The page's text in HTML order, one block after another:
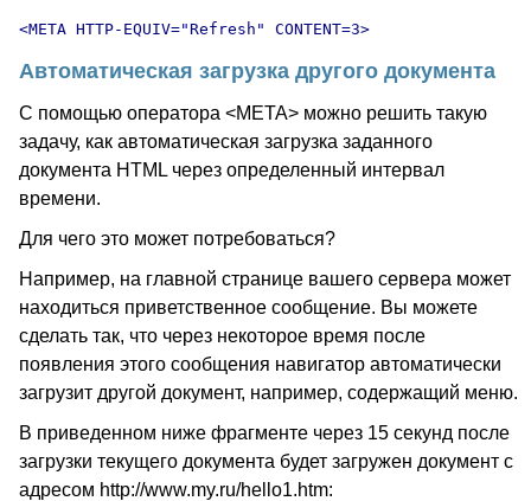
Автоматическая загрузка другого документа
С помощью оператора <META> можно решить такую
задачу, как автоматическая загрузка заданного
документа HTML через определенный интервал
времени.
Для чего это может потребоваться?
Например, на главной странице вашего сервера может
находиться приветственное сообщение. Вы можете
сделать так, что через некоторое время после
появления этого сообщения навигатор автоматически
загрузит другой документ, например, содержащий меню.
В приведенном ниже фрагменте через 15 секунд после
загрузки текущего документа будет загружен документ с
адресом http://www.my.ru/hello1.htm: